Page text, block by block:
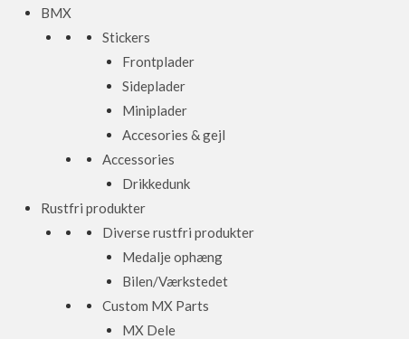
BMX
Stickers
Frontplader
Sideplader
Miniplader
Accesories & gejl
Accessories
Drikkedunk
Rustfri produkter
Diverse rustfri produkter
Medalje ophæng
Bilen/Værkstedet
Custom MX Parts
MX Dele